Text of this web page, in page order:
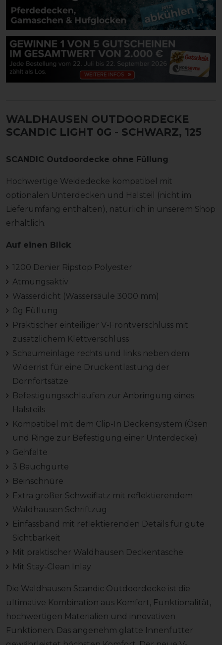
WALDHAUSEN OUTDOORDECKE
SCANDIC LIGHT 0G - SCHWARZ, 125
SCANDIC Outdoordecke ohne Füllung
Hochwertige Weidedecke kompatibel mit
optionalen Unterdecken und Halsteil (nicht im
Lieferumfang enthalten), natürlich in unserem Shop
erhältlich.
Auf einen Blick
1200 Denier Ripstop Polyester
Atmungsaktiv
Wasserdicht (Wassersäule 3000 mm)
0g Füllung
Praktischer einteiliger V-Frontverschluss mit
zusätzlichem Klettverschluss
Schaumeinlage rechts und links neben dem
Widerrist für eine Druckentlastung der
Dornfortsätze
Befestigungsschlaufen zur Anbringung eines
Halsteils
Kompatibel mit dem Clip-In Deckensystem (Ösen
und Ringe zur Befestigung einer Unterdecke)
Gehfalte
3 Bauchgurte
Beinschnüre
Extra großer Schweiflatz mit reflektierendem
Waldhausen Schriftzug
Einfassband mit reflektierenden Details für gute
Sichtbarkeit
Mit praktischer Waldhausen Deckentasche
Mit Stay-Clean Inlay
Die Waldhausen Scandic Outdoordecke ist die
ultimative Kombination aus Komfort, Funktionalität,
hochwertigen Materialien und innovativen
Funktionen. Das angenehm glatte Innenfutter